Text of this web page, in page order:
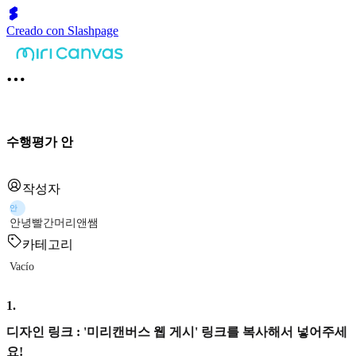
Creado con Slashpage
수행평가 안
작성자
안
안녕빨간머리앤쌤
카테고리
Vacío
1.
디자인 링크 : '미리캔버스 웹 게시' 링크를 복사해서 넣어주세
요!